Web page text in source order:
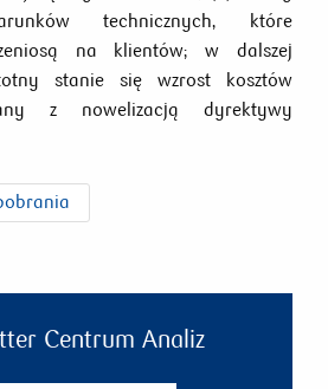
technicznych, które
na klientów; w dalszej
stanie się wzrost kosztów
z nowelizacją dyrektywy
Centrum Analiz